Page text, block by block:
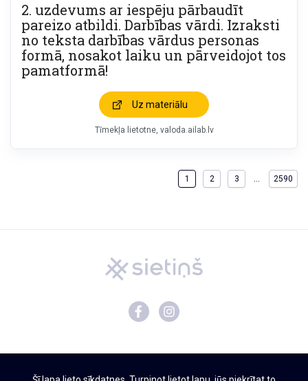
2. uzdevums ar iespēju pārbaudīt
pareizo atbildi. Darbības vārdi. Izraksti
no teksta darbības vārdus personas
formā, nosakot laiku un pārveidojot tos
pamatformā!
Uz materiālu
Tīmekļa lietotne valoda.ailab.lv
1 2 3 2590